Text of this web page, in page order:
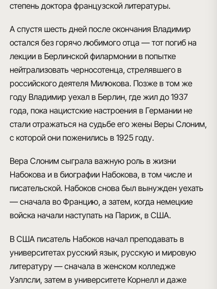
степень доктора французской литературы.
А спустя шесть дней после окончания Владимир
остался без горячо любимого отца — тот погиб на
лекции в Берлинской филармонии в попытке
нейтрализовать черносотенца, стрелявшего в
российского деятеля Милюкова. Позже в том же
году Владимир уехал в Берлин, где жил до 1937
года, пока нацистские настроения в Германии не
стали отражаться на судьбе его жены Веры Слоним,
с которой они поженились в 1925 году.
Вера Слоним сыграла важную роль в жизни
Набокова и в биографии Набокова, в том числе и
писательской. Набоков снова был вынужден уехать
— сначала во Францию, а затем, когда немецкие
войска начали наступать на Париж, в США.
В США писатель Набоков начал преподавать в
университетах русский язык, русскую и мировую
литературу — сначала в женском колледже
Уэллсли, затем в университете Корнелл и даже